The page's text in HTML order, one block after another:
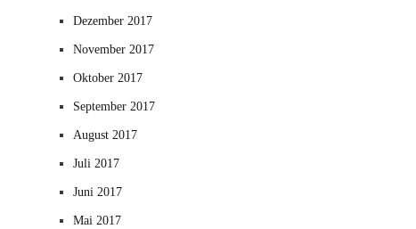
Dezember 2017
November 2017
Oktober 2017
September 2017
August 2017
Juli 2017
Juni 2017
Mai 2017